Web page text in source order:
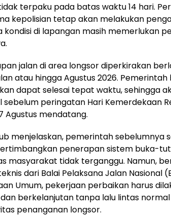
terpaku pada batas waktu 14 hari.
kepolisian tetap akan melakukan
kondisi di lapangan masih memerlukan
jalan di area longsor diperkirakan
atau hingga Agustus 2026.
dapat selesai tepat waktu, sehingga
sebelum peringatan Hari Kemerdekaan
Agustus mendatang.
menjelaskan, pemerintah sebelumnya
penerapan sistem buka-
masyarakat tidak terganggu. Namun,
dari Balai Pelaksana Jalan Nasional
Umum, pekerjaan perbaikan harus
berkelanjutan tanpa lalu lintas
penanganan longsor.